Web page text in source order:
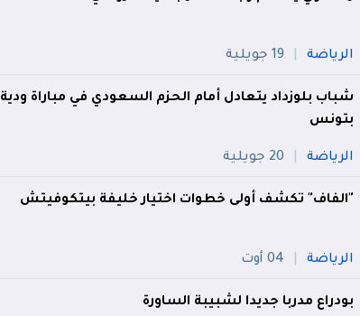
الرياضة 19 جويلية
شباب بلوزداد يتعادل أمام الحزم السعودي في مباراة ودية
بتونس
الرياضة 20 جويلية
"الفاف" تكشف أولى خطوات اختيار خليفة بيتكوفيتش
الرياضة 04 أوت
بودراع مدربا جديدا لشبيبة الساورة